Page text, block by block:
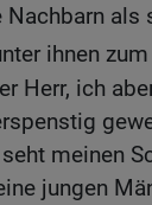
als
ihnen
Herr, ich
meinen
jungen